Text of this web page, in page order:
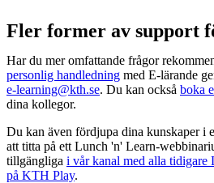
Fler former av support
Har du mer omfattande frågor
personlig handledning med E-lärande
e-learning@kth.se. Du kan också boka
dina kollegor.
Du kan även fördjupa dina kunskaper i
att titta på ett Lunch 'n' Learn-
tillgängliga i vår kanal med alla
på KTH Play.